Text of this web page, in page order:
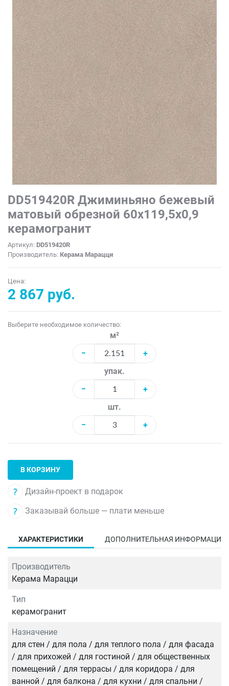
DD519420R Джиминьяно бежевый
матовый обрезной 60х119,5x0,9
керамогранит
Артикул: DD519420R
Производитель: Керама Марацци
Цена:
2 867 руб.
Выберите необходимое количество:
м²
−
+
упак.
−
+
шт.
−
+
В КОРЗИНУ
Дизайн-проект в подарок
Заказывай больше — плати меньше
ХАРАКТЕРИСТИКИ ДОПОЛНИТЕЛЬНАЯ ИНФОРМАЦИЯ
Производитель
Керама Марацци
Тип
керамогранит
Назначение
для стен / для пола / для теплого пола / для фасада
/ для прихожей / для гостиной / для общественных
помещений / для террасы / для коридора / для
ванной / для балкона / для кухни / для спальни /